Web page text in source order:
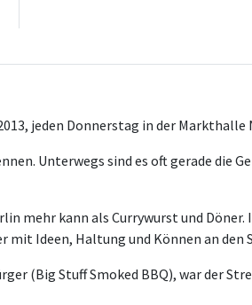
jeden Donnerstag in der Markthalle
Unterwegs sind es oft gerade die
mehr kann als Currywurst und
mit Ideen, Haltung und Können an den
(Big Stuff Smoked BBQ), war der